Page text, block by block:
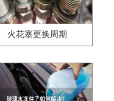
火花塞更换周期